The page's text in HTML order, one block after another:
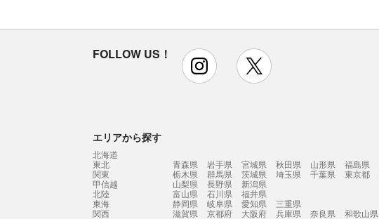
FOLLOW US！ instagram
エリアから探す
北海道
東北
青森県 岩手県 宮城県 秋田県 山形県
福島県
関東
栃木県 群馬県 茨城県 埼玉県 千葉県 東京都
甲信越
山梨県 長野県
新潟県
北陸
富山県 石川県
福井県
東海
静岡県 岐阜県 愛知県
三重県
関西
滋賀県 京都府 大阪府 兵庫県 奈良県
和歌山県